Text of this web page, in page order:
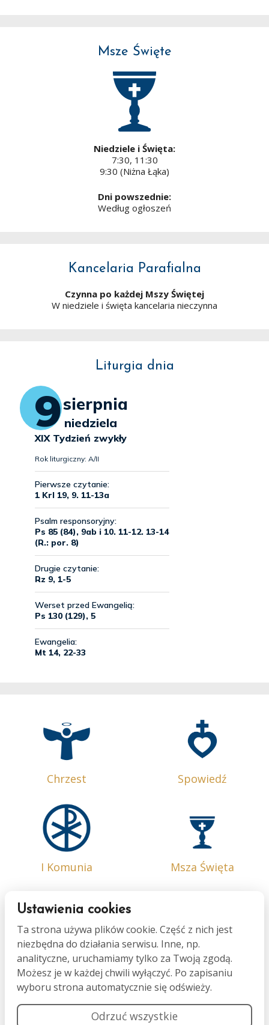
Msze Święte
Niedziele i Święta:
7:30, 11:30
9:30 (Niżna Łąka)
Dni powszednie:
Według ogłoszeń
Kancelaria Parafialna
Czynna po każdej Mszy Świętej
W niedziele i święta kancelaria nieczynna
Liturgia dnia
Chrzest Spowiedź
I Komunia Msza Święta
Bierzmowanie Małżeństwo
Ustawienia cookies
Ta strona używa plików cookie. Część z nich jest
niezbędna do działania serwisu. Inne, np.
analityczne, uruchamiamy tylko za Twoją zgodą.
Możesz je w każdej chwili wyłączyć. Po zapisaniu
wyboru strona automatycznie się odświeży.
Odrzuć wszystkie